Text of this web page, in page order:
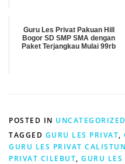
Guru Les Privat Pakuan Hill
Bogor SD SMP SMA dengan
Paket Terjangkau Mulai 99rb
POSTED IN UNCATEGORIZED
TAGGED GURU LES PRIVAT,
GURU LES PRIVAT
PRIVAT CILEBUT, GURU